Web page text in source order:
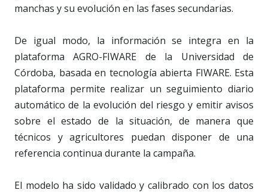
manchas y su evolución en las fases secundarias.
De igual modo, la información se integra en la
plataforma AGRO-FIWARE de la Universidad de
Córdoba, basada en tecnología abierta FIWARE. Esta
plataforma permite realizar un seguimiento diario
automático de la evolución del riesgo y emitir avisos
sobre el estado de la situación, de manera que
técnicos y agricultores puedan disponer de una
referencia continua durante la campaña.
El modelo ha sido validado y calibrado con los datos